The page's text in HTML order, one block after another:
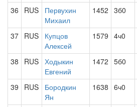
36 RUS
Первухин
Михаил
1452 3б0
37 RUS
Купцов
Алексей
1579 4ч0
38 RUS Ходыкин
Евгений
1472 5б0
39 RUS
Бородкин
Ян
1638 6ч0